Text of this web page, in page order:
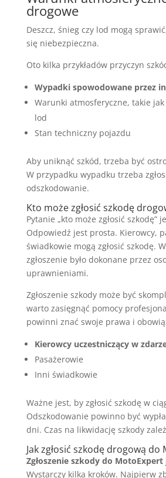
drogowe
Deszcz, śnieg czy lod mogą
się niebezpieczna.
Oto kilka przykładów przyczyn
Wypadki spowodowane przez
Warunki atmosferyczne, takie
lod
Stan techniczny pojazdu
Aby uniknąć szkód, trzeba być
W przypadku wypadku trzeba
odszkodowanie.
Kto może zgłosić szkodę
Pytanie „kto może zgłosić szkodę”
Odpowiedź jest prosta. Kierowcy,
świadkowie mogą zgłosić szkodę.
zgłoszenie było dokonane przez
uprawnieniami.
Zgłoszenie szkody może być
warto zasięgnąć pomocy
powinni znać swoje prawa i
Kierowcy uczestniczący w
Pasażerowie
Inni świadkowie
Ważne jest, by zgłosić szkodę w
Odszkodowanie powinno być
dni. Czas na likwidację szkody
Jak zgłosić szkodę drogową do
Zgłoszenie szkody do MotoExpert
Wystarczy kilka kroków. Najpierw